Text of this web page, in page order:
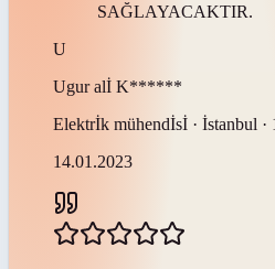
SAĞLAYACAKTIR.
U
Ugur alİ K******
Elektrİk mühendİsİ · İstanbul ·
14.01.2023